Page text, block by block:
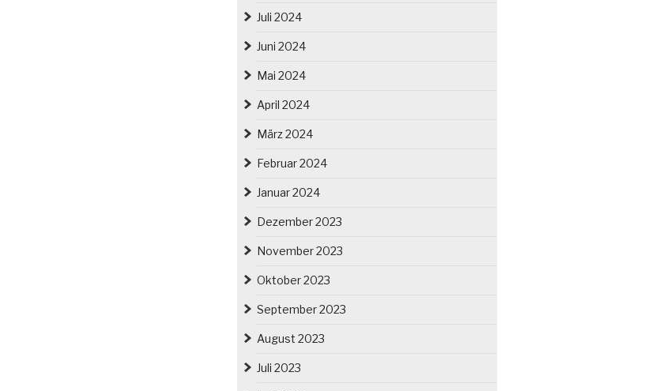
Juli 2024
Juni 2024
Mai 2024
April 2024
März 2024
Februar 2024
Januar 2024
Dezember 2023
November 2023
Oktober 2023
September 2023
August 2023
Juli 2023